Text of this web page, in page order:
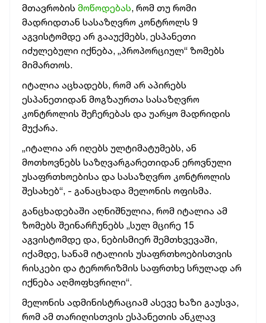
მთავრობის მოწოდებას, რომ თუ რომი
მადრიდთან სასაზღვრო კონტროლს 9
აგვისტომდე არ გააუქმებს, ესპანეთი
იძულებული იქნება, „პროპორციულ“ ზომებს
მიმართოს.
იტალია აცხადებს, რომ არ აპირებს
ესპანეთიდან მოგზაურთა სასაზღვრო
კონტროლის შეჩერებას და უარყო მადრიდის
მუქარა.
„იტალია არ იღებს ულტიმატუმებს, ან
მოთხოვნებს საზღვარგარეთიდან ეროვნული
უსაფრთხოებისა და სასაზღვრო კონტროლის
შესახებ“, - განაცხადა მელონის ოფისმა.
განცხადებაში აღნიშნულია, რომ იტალია ამ
ზომებს შეინარჩუნებს „სულ მცირე 15
აგვისტომდე და, ნებისმიერ შემთხვევაში,
იქამდე, სანამ იტალიის უსაფრთხოებისთვის
რისკები და ტერორიზმის საფრთხე სრულად არ
იქნება აღმოფხვრილი“.
მელონის ადმინისტრაციამ ასევე ხაზი გაუსვა,
რომ ამ თარიღისთვის ესპანეთის ანკლავ